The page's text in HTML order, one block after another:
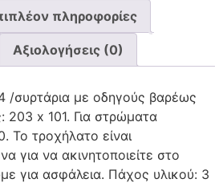
πληροφορίες
Αξιολογήσεις (0)
/συρτάρια με οδηγούς βαρέως
203 x 101. Για στρώματα
Το τροχήλατο είναι
για να ακινητοποιείτε στο
για ασφάλεια. Πάχος υλικού: 3